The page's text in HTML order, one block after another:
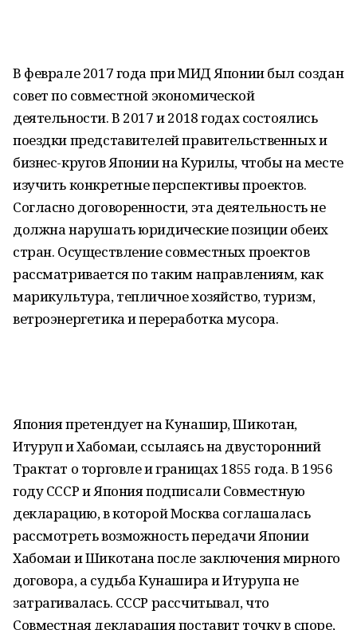
В феврале 2017 года при МИД Японии был создан
совет по совместной экономической
деятельности. В 2017 и 2018 годах состоялись
поездки представителей правительственных и
бизнес-кругов Японии на Курилы, чтобы на месте
изучить конкретные перспективы проектов.
Согласно договоренности, эта деятельность не
должна нарушать юридические позиции обеих
стран. Осуществление совместных проектов
рассматривается по таким направлениям, как
марикультура, тепличное хозяйство, туризм,
ветроэнергетика и переработка мусора.
Япония претендует на Кунашир, Шикотан,
Итуруп и Хабомаи, ссылаясь на двусторонний
Трактат о торговле и границах 1855 года. В 1956
году СССР и Япония подписали Совместную
декларацию, в которой Москва соглашалась
рассмотреть возможность передачи Японии
Хабомаи и Шикотана после заключения мирного
договора, а судьба Кунашира и Итурупа не
затрагивалась. СССР рассчитывал, что
Совместная декларация поставит точку в споре,